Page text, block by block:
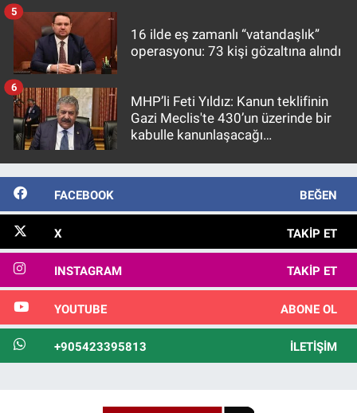
16 ilde eş zamanlı “vatandaşlık”
operasyonu: 73 kişi gözaltına alındı
5
MHP’li Feti Yıldız: Kanun teklifinin
Gazi Meclis'te 430’un üzerinde bir
kabulle kanunlaşacağı
6
FACEBOOK BEĞEN
X TAKIP ET
INSTAGRAM TAKIP ET
YOUTUBE ABONE OL
+905423395813 İLETIŞIM